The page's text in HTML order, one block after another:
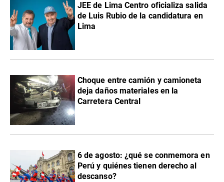
JEE de Lima Centro oficializa salida
de Luis Rubio de la candidatura en
Lima
Choque entre camión y camioneta
deja daños materiales en la
Carretera Central
6 de agosto: ¿qué se conmemora en
Perú y quiénes tienen derecho al
descanso?